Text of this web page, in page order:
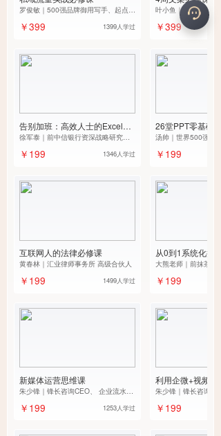
罗俊敏｜500强品牌御用写手、起点课
￥399 1399人学过
叶小鱼｜《新媒体文
畅销教材作者，知名
品牌线上营销负责人。
￥399
告别加班：高效人士的Excel必
修课
徐军泰｜前中信银行资深战略研究员&
￥199 1346人学过
26堂PPT零基础
门指南
汤帅｜世界500强特
￥199
互联网人的法律必修课
黄春林｜汇业律师事务所 高级合伙人
￥199 1499人学过
从0到1系统化搭
道
大熊老师｜前抹茶美
￥199
新媒体运营思维课
朱少锋｜锋长咨询CEO、 企业流水增
￥199 1253人学过
利用企微+视频号
量变现
朱少锋｜锋长咨询
￥199